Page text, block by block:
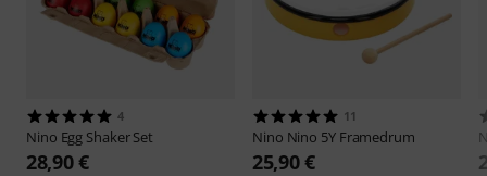
4
Nino Egg Shaker Set
28,90 €
11
Nino Nino 5Y Framedrum
25,90 €